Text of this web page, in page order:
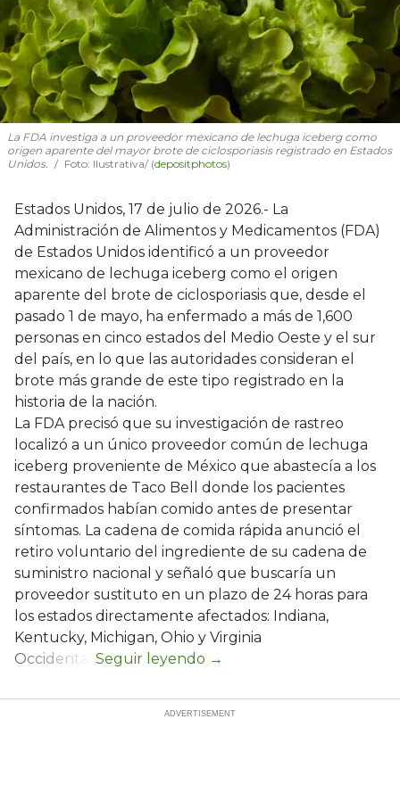
La FDA investiga a un proveedor mexicano de lechuga iceberg como
origen aparente del mayor brote de ciclosporiasis registrado en Estados
Unidos.
Foto: Ilustrativa/ (depositphotos)
Estados Unidos, 17 de julio de 2026.- La
Administración de Alimentos y Medicamentos (FDA)
de Estados Unidos identificó a un proveedor
mexicano de lechuga iceberg como el origen
aparente del brote de ciclosporiasis que, desde el
pasado 1 de mayo, ha enfermado a más de 1,600
personas en cinco estados del Medio Oeste y el sur
del país, en lo que las autoridades consideran el
brote más grande de este tipo registrado en la
historia de la nación.
La FDA precisó que su investigación de rastreo
localizó a un único proveedor común de lechuga
iceberg proveniente de México que abastecía a los
restaurantes de Taco Bell donde los pacientes
confirmados habían comido antes de presentar
síntomas. La cadena de comida rápida anunció el
retiro voluntario del ingrediente de su cadena de
suministro nacional y señaló que buscaría un
proveedor sustituto en un plazo de 24 horas para
los estados directamente afectados: Indiana,
Kentucky, Michigan, Ohio y Virginia
Occidental.